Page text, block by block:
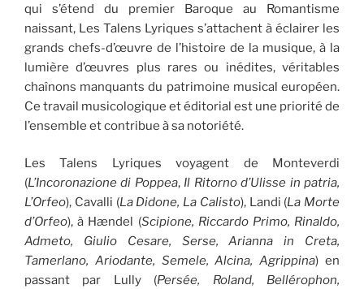
qui s’étend du premier Baroque au Romantisme
naissant, Les Talens Lyriques s’attachent à éclairer les
grands chefs-d’œuvre de l’histoire de la musique, à la
lumière d’œuvres plus rares ou inédites, véritables
chaînons manquants du patrimoine musical européen.
Ce travail musicologique et éditorial est une priorité de
l’ensemble et contribue à sa notoriété.
Les Talens Lyriques voyagent de Monteverdi
(L’Incoronazione di Poppea, Il Ritorno d’Ulisse in patria,
L’Orfeo), Cavalli (La Didone, La Calisto), Landi (La Morte
d’Orfeo), à Hændel (Scipione, Riccardo Primo, Rinaldo,
Admeto, Giulio Cesare, Serse, Arianna in Creta,
Tamerlano, Ariodante, Semele, Alcina, Agrippina) en
passant par Lully (Persée, Roland, Bellérophon,